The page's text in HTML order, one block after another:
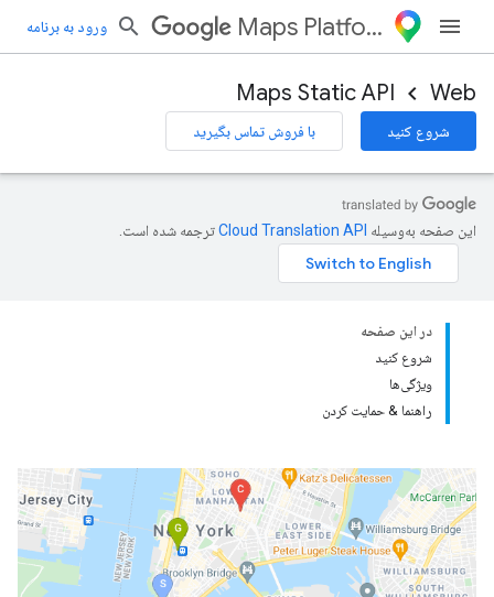
Maps Platform ورود به برنامه
Web
Maps Static API
شروع کنید با فروش تماس بگیرید
این صفحه به‌وسیله ترجمه شده است.
در این صفحه
شروع کنید
ویژگی‌ها
راهنما & حمایت کردن